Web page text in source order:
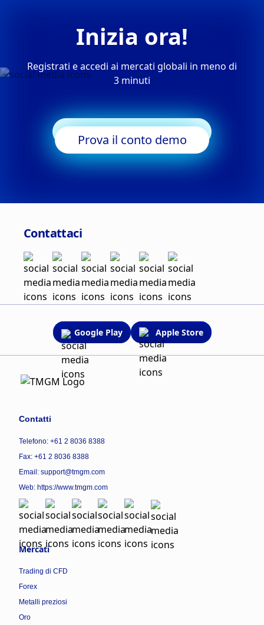
Inizia ora!
Registrati e accedi ai mercati globali in meno di
3 minuti
Inizia a fare trading
Prova il conto demo
Contattaci
Google Play Apple Store
Contatti
Telefono: +61 2 8036 8388
Fax: +61 2 8036 8388
Email: support@tmgm.com
Web: https://www.tmgm.com
Mercati
Trading di CFD
Forex
Metalli preziosi
Oro